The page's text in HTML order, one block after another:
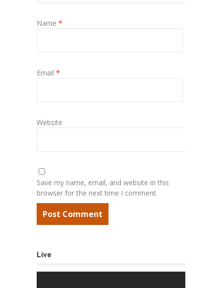
Name *
Email *
Website
Save my name, email, and website in this
browser for the next time I comment.
Live